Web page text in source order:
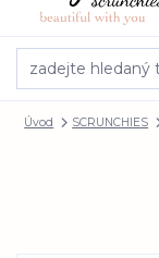
Úvod SCRUNCHIES